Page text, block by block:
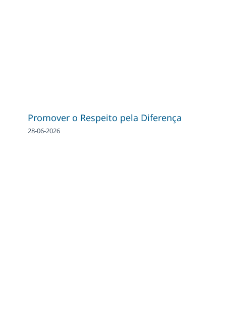
Promover o Respeito pela Diferença
28-06-2026